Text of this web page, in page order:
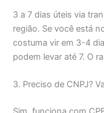
3 a 7 dias úteis via
região. Se você está
costuma vir em 3-4
podem levar até 7. O
3. Preciso de CNPJ?